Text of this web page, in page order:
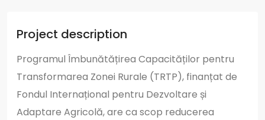
Project description
Programul Îmbunătățirea Capacităților pentru
Transformarea Zonei Rurale (TRTP), finanțat de
Fondul Internațional pentru Dezvoltare și
Adaptare Agricolă, are ca scop reducerea